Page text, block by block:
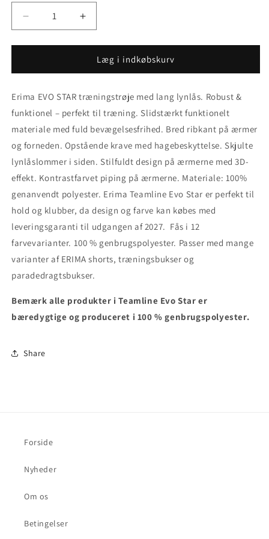
Reducer
antallet
for
Teamline
Star
træningstrøje
lang
lynlås.
UG
Øg
antallet
for
Erima
Teamline
Star
træningstrøje
lang
lynlås.
UG
Læg i indkøbskurv
Erima EVO STAR træningstrøje med lang lynlås. Robust &
funktionel – perfekt til træning. Slidstærkt funktionelt
materiale med fuld bevægelsesfrihed. Bred ribkant på ærmer
og forneden. Opstående krave med hagebeskyttelse. Skjulte
lynlåslommer i siden. Stilfuldt design på ærmerne med 3D-
effekt. Kontrastfarvet piping på ærmerne. Materiale: 100%
genanvendt polyester. Erima Teamline Evo Star er perfekt til
hold og klubber, da design og farve kan købes med
leveringsgaranti til udgangen af 2027. Fås i 12
farvevarianter. 100 % genbrugspolyester. Passer med mange
varianter af ERIMA shorts, træningsbukser og
paradedragtsbukser.
Bemærk alle produkter i Teamline Evo Star er
bæredygtige og produceret i 100 % genbrugspolyester.
Share
Forside
Nyheder
Om os
Betingelser